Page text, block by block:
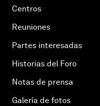
Centros
Reuniones
Partes interesadas
Historias del Foro
Notas de prensa
Galería de fotos